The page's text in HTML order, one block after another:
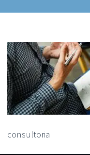
consultoria